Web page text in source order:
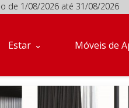
08/2026 até 31/08/2026
Estar Móveis de